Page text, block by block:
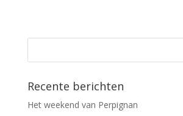
Recente berichten
Het weekend van Perpignan